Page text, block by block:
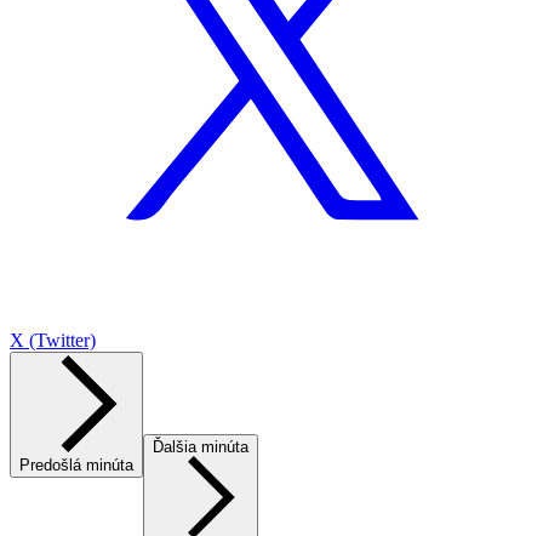
X (Twitter)
Predošlá minúta
Ďalšia minúta